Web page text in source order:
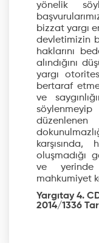
yönelik
bizzat yargı
devletimizin
haklarını
alındığını
yargı
bertaraf
ve
karşısında,
oluşmadığı
ve yerinde
mahkumiyet
Yargıtay 4.
2014/1336